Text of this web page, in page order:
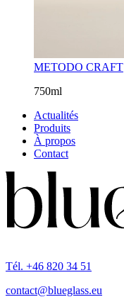
METODO CRAFT
750ml
Actualités
Produits
À propos
Contact
Tél. +46 820 34 51
contact@blueglass.eu